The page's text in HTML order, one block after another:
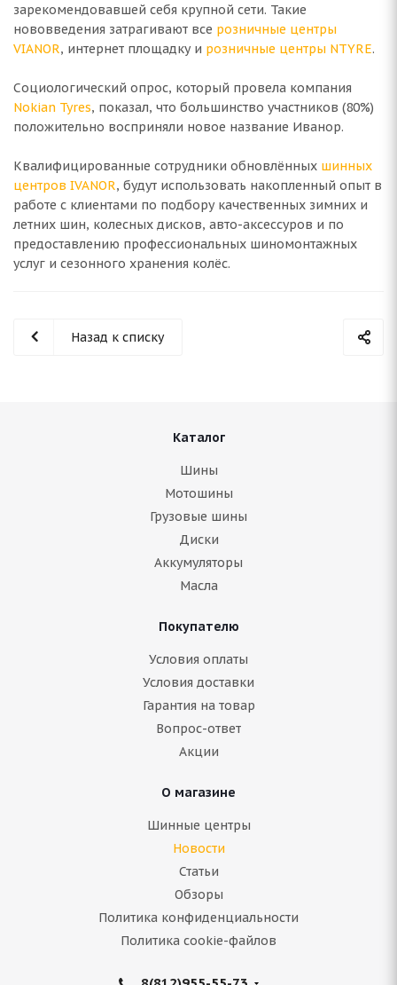
зарекомендовавшей себя крупной сети. Такие
нововведения затрагивают все розничные центры
VIANOR, интернет площадку и розничные центры NTYRE.
Социологический опрос, который провела компания
Nokian Tyres, показал, что большинство участников (80%)
положительно восприняли новое название Иванор.
Квалифицированные сотрудники обновлённых шинных
центров IVANOR, будут использовать накопленный опыт в
работе с клиентами по подбору качественных зимних и
летних шин, колесных дисков, авто-аксессуров и по
предоставлению профессиональных шиномонтажных
услуг и сезонного хранения колёс.
Назад к списку
Каталог
Шины
Мотошины
Грузовые шины
Диски
Аккумуляторы
Масла
Покупателю
Условия оплаты
Условия доставки
Гарантия на товар
Вопрос-ответ
Акции
О магазине
Шинные центры
Новости
Статьи
Обзоры
Политика конфиденциальности
Политика cookie-файлов